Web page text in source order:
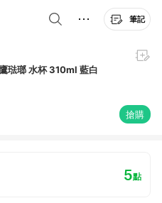
筆記
琺瑯 水杯 310ml 藍白
搶購
5點